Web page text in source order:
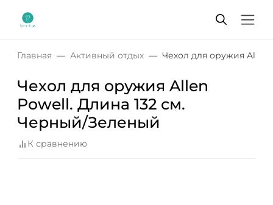
Главная Активный отдых Чехол для оружия Allen
Чехол для оружия Allen
Powell. Длина 132 см.
Черный/Зеленый
К сравнению